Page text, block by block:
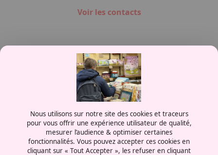
Voir les contacts
0387556600
Rue de la Grange aux Bois
57070 - Metz
Nous utilisons sur notre site des cookies et traceurs
pour vous offrir une expérience utilisateur de qualité,
mesurer l’audience & optimiser certaines
fonctionnalités. Vous pouvez accepter ces cookies en
cliquant sur « Tout Accepter », les refuser en cliquant